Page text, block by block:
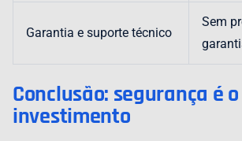
Garantia e suporte técnico
Sem
Conclusão: segurança é
investimento